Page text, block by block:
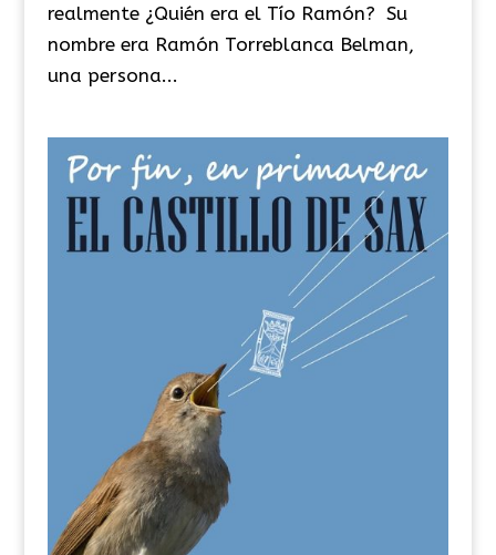
realmente ¿Quién era el Tío Ramón? Su
nombre era Ramón Torreblanca Belman,
una persona...